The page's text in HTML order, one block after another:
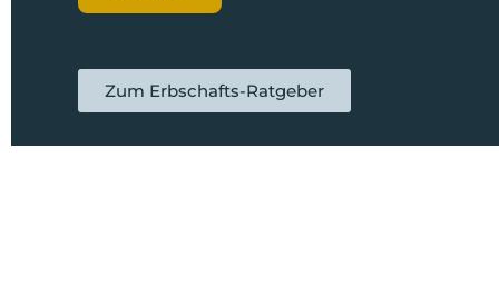
Zum Erbschafts-Ratgeber